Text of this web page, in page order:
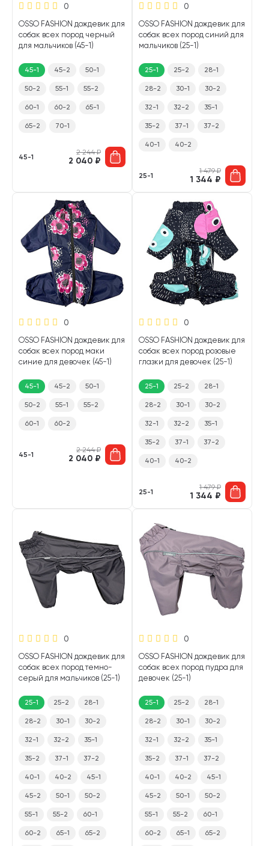
0
OSSO FASHION дождевик для
собак всех пород черный
для мальчиков (45-1)
45-1 45-2 50-1
50-2 55-1 55-2
60-1 60-2 65-1
65-2 70-1
45-1
2 244₽
2 040 ₽
0
OSSO FASHION дождевик для
собак всех пород синий для
мальчиков (25-1)
25-1 25-2 28-1
28-2 30-1 30-2
32-1 32-2 35-1
35-2 37-1 37-2
40-1 40-2
25-1
1 479₽
1 344 ₽
0
OSSO FASHION дождевик для
собак всех пород маки
синие для девочек (45-1)
45-1 45-2 50-1
50-2 55-1 55-2
60-1 60-2
45-1
2 244₽
2 040 ₽
0
OSSO FASHION дождевик для
собак всех пород розовые
глазки для девочек (25-1)
25-1 25-2 28-1
28-2 30-1 30-2
32-1 32-2 35-1
35-2 37-1 37-2
40-1 40-2
25-1
1 479₽
1 344 ₽
0
OSSO FASHION дождевик для
собак всех пород темно-
серый для мальчиков (25-1)
25-1 25-2 28-1
28-2 30-1 30-2
32-1 32-2 35-1
35-2 37-1 37-2
40-1 40-2 45-1
45-2 50-1 50-2
55-1 55-2 60-1
60-2 65-1 65-2
0
OSSO FASHION дождевик для
собак всех пород пудра для
девочек (25-1)
25-1 25-2 28-1
28-2 30-1 30-2
32-1 32-2 35-1
35-2 37-1 37-2
40-1 40-2 45-1
45-2 50-1 50-2
55-1 55-2 60-1
60-2 65-1 65-2